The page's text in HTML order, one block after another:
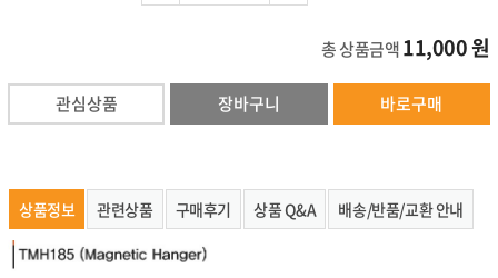
총 상품금액11,000원
관심상품 장바구니 바로구매
상품정보 관련상품 구매후기 상품 Q&A 배송/반품/교환 안내